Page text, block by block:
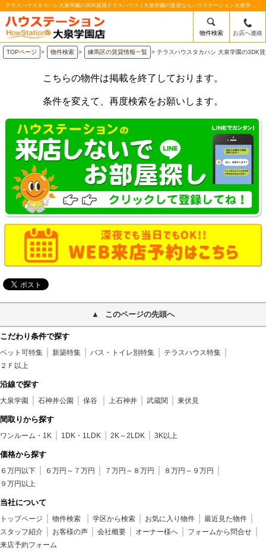
テラスハウスタカハシ大泉学園の3DK賃貸テラスハウス | 大泉学園の賃貸ならハウステーション大泉学園南口店
物件検索 お店へ連絡
TOPページ > 物件検索 > 練馬区の賃貸情報一覧 > テラスハウスタカハシ 大泉学園の3DK
こちらの物件は掲載を終了しております。
条件を変えて、再度検索をお願いします。
このページの先頭へ
こだわり条件で探す
ペット可特集 新築特集 バス・トイレ別特集
テラスハウス特集
２Ｆ以上
沿線で探す
大泉学園 石神井公園 保谷 上石神井 武蔵関 東伏見
間取りから探す
ワンルーム・1K 1DK・1LDK 2K～2LDK 3K以上
価格から探す
６万円以下 ６万円～７万円 ７万円～８万円
８万円～９万円
９万円以上
当社について
トップページ 物件検索 学区から検索 お気に入り物件
最近見た物件
スタッフ紹介
お客様の声 会社概要 オーナー様へ
フォームから問合せ
来店予約フォーム